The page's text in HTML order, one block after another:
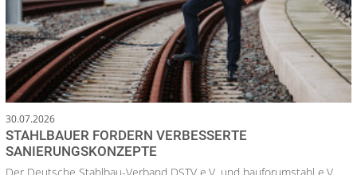
30.07.2026
STAHLBAUER FORDERN VERBESSERTE
SANIERUNGSKONZEPTE
Der Deutsche Stahlbau-Verband DSTV e.V. und bauforumstahl e.V.